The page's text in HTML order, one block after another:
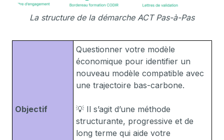
La structure de la démarche ACT Pas-à-Pas
Objectif
Questionner votre modèle
économique pour identifier un
nouveau modèle compatible avec
une trajectoire bas-carbone.
💡 Il s’agit d’une méthode
structurante, progressive et de
long terme qui aide votre